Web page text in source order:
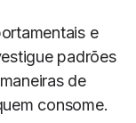
e
padrões
de
consome.